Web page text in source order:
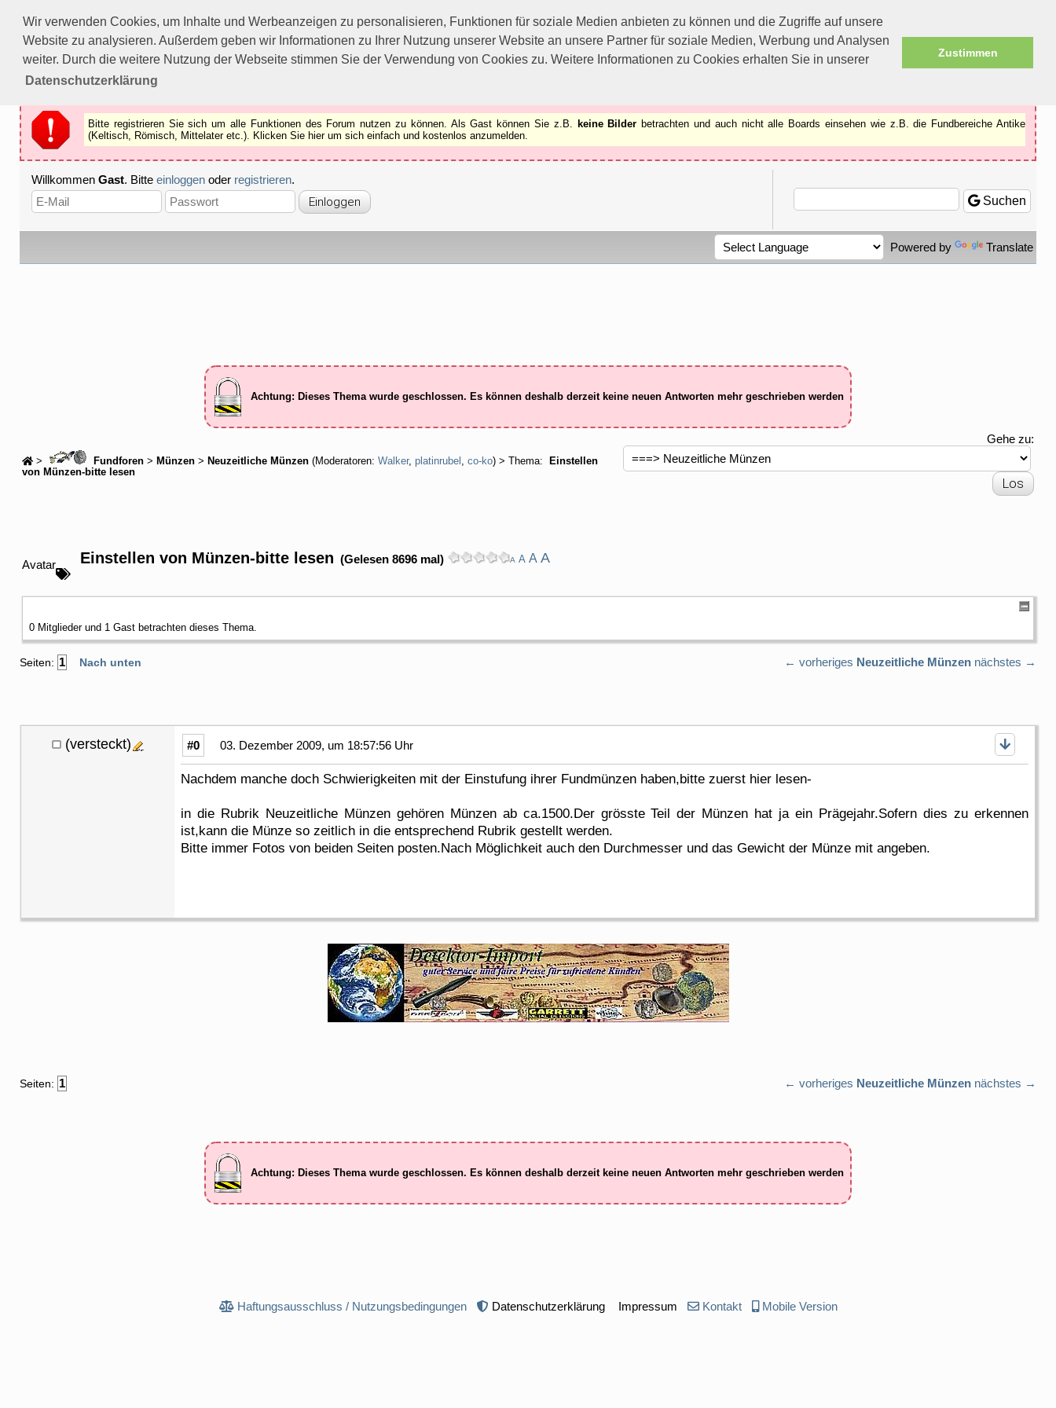
Wir verwenden Cookies, um Inhalte und Werbeanzeigen zu personalisieren, Funktionen für soziale Medien anbieten zu können und die Zugriffe auf unsere
Website zu analysieren. Außerdem geben wir Informationen zu Ihrer Nutzung unserer Website an unsere Partner für soziale Medien, Werbung und Analysen
weiter. Durch die weitere Nutzung der Webseite stimmen Sie der Verwendung von Cookies zu. Weitere Informationen zu Cookies erhalten Sie in unserer
Datenschutzerklärung
Zustimmen
Bitte registrieren Sie sich um alle Funktionen des Forums nutzen zu können.
Als Gast können Sie z.B.keine Bilderbetrachten.
Registrieren
Schliessen
Bitte registrieren Sie sich um alle Funktionen des Forum nutzen zu können. Als Gast können Sie z.B. keine Bilder betrachten und auch nicht alle Boards einsehen wie z.B. die Fundbereiche Antike
(Keltisch, Römisch, Mittelater etc.). Klicken Sie hier um sich einfach und kostenlos anzumelden.
Willkommen Gast. Bitte einloggen oder registrieren.
Suchen
Powered by Translate
Achtung: Dieses Thema wurde geschlossen. Es können deshalb derzeit keine neuen Antworten mehr geschrieben werden
> Fundforen > Münzen > Neuzeitliche Münzen (Moderatoren: Walker, platinrubel , co-ko) > Thema:
Einstellen
von Münzen-bitte lesen
Gehe zu:
Avatar Einstellen von Münzen-bitte lesen (Gelesen 8696 mal) A A A A
0 Mitglieder und 1 Gast betrachten dieses Thema.
Seiten: 1 Nach unten ← vorheriges Neuzeitliche Münzen nächstes →
(versteckt) #0 03. Dezember 2009, um 18:57:56 Uhr
Nachdem manche doch Schwierigkeiten mit der Einstufung ihrer Fundmünzen haben,bitte zuerst hier lesen-
in die Rubrik Neuzeitliche Münzen gehören Münzen ab ca.1500.Der grösste Teil der Münzen hat ja ein Prägejahr.Sofern dies zu erkennen
ist,kann die Münze so zeitlich in die entsprechend Rubrik gestellt werden.
Bitte immer Fotos von beiden Seiten posten.Nach Möglichkeit auch den Durchmesser und das Gewicht der Münze mit angeben.
Seiten: 1 ← vorheriges Neuzeitliche Münzen nächstes →
Achtung: Dieses Thema wurde geschlossen. Es können deshalb derzeit keine neuen Antworten mehr geschrieben werden
Haftungsausschluss / Nutzungsbedingungen Datenschutzerklärung Impressum Kontakt Mobile Version